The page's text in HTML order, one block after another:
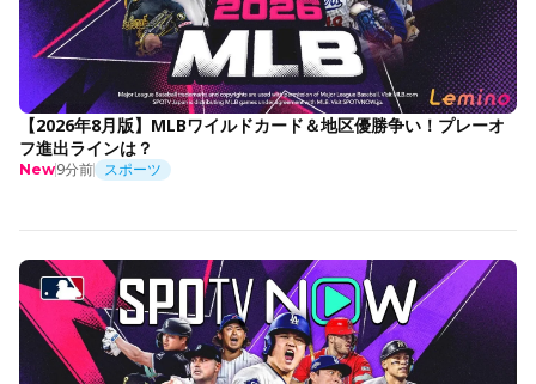
【2026年8月版】MLBワイルドカード＆地区優勝争い！プレーオ
フ進出ラインは？
New9分前 スポーツ